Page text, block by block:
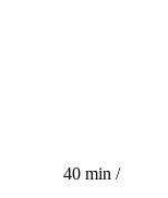
40 min /